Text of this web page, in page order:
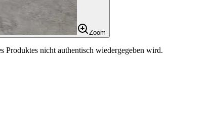
Zoom
Produktes nicht authentisch wiedergegeben wird.